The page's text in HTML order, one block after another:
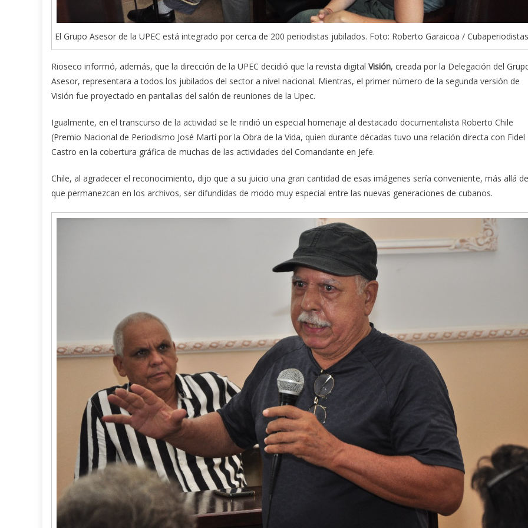
El Grupo Asesor de la UPEC está integrado por cerca de 200 periodistas jubilados. Foto: Roberto Garaicoa /
Rioseco informó, además, que la dirección de la UPEC decidió que la revista digital Visión, creada por la Delegación del
Asesor, representara a todos los jubilados del sector a nivel nacional. Mientras, el primer número de la segunda versión de
Visión fue proyectado en pantallas del salón de reuniones de la Upec.
Igualmente, en el transcurso de la actividad se le rindió un especial homenaje al destacado documentalista Roberto Chile
(Premio Nacional de Periodismo José Martí por la Obra de la Vida, quien durante décadas tuvo una relación directa con Fidel
Castro en la cobertura gráfica de muchas de las actividades del Comandante en Jefe.
Chile, al agradecer el reconocimiento, dijo que a su juicio una gran cantidad de esas imágenes sería conveniente, más allá de
que permanezcan en los archivos, ser difundidas de modo muy especial entre las nuevas generaciones de cubanos.